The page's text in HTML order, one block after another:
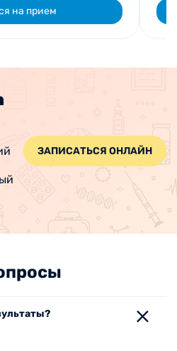
на прием
ЗАПИСАТЬСЯ ОНЛАЙН